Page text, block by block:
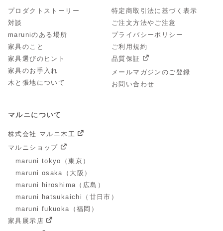
プロダクトストーリー
対談
maruniのある場所
家具のこと
家具選びのヒント
家具のお手入れ
木と張地について
特定商取引法に基づく表示
ご注文方法やご注意
プライバシーポリシー
ご利用規約
品質保証
メールマガジンのご登録
お問い合わせ
マルニについて
株式会社 マルニ木工
マルニショップ
maruni tokyo（東京）
maruni osaka（大阪）
maruni hiroshima（広島）
maruni hatsukaichi（廿日市）
maruni fukuoka（福岡）
家具展示店